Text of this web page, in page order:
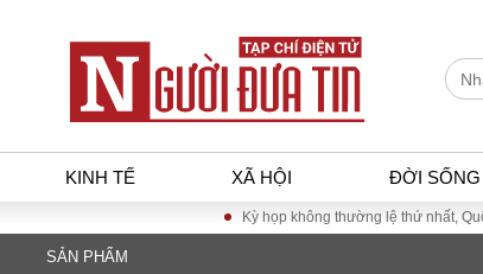
KINH TẾ XÃ HỘI ĐỜI SỐNG
Kỳ họp không thường lệ thứ nhất, Quốc hội
SẢN PHẨM